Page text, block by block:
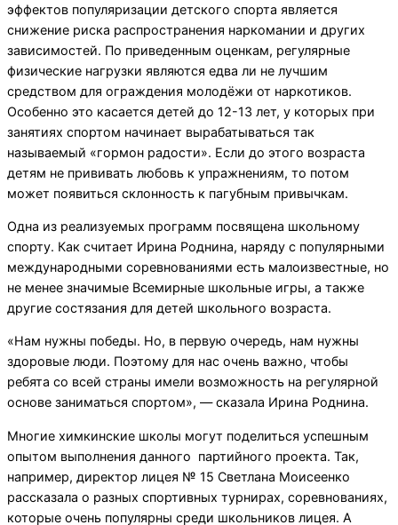
эффектов популяризации детского спорта является
снижение риска распространения наркомании и других
зависимостей. По приведенным оценкам, регулярные
физические нагрузки являются едва ли не лучшим
средством для ограждения молодёжи от наркотиков.
Особенно это касается детей до 12-13 лет, у которых при
занятиях спортом начинает вырабатываться так
называемый «гормон радости». Если до этого возраста
детям не прививать любовь к упражнениям, то потом
может появиться склонность к пагубным привычкам.
Одна из реализуемых программ посвящена школьному
спорту. Как считает Ирина Роднина, наряду с популярными
международными соревнованиями есть малоизвестные, но
не менее значимые Всемирные школьные игры, а также
другие состязания для детей школьного возраста.
«Нам нужны победы. Но, в первую очередь, нам нужны
здоровые люди. Поэтому для нас очень важно, чтобы
ребята со всей страны имели возможность на регулярной
основе заниматься спортом», — сказала Ирина Роднина.
Многие химкинские школы могут поделиться успешным
опытом выполнения данного партийного проекта. Так,
например, директор лицея № 15 Светлана Моисеенко
рассказала о разных спортивных турнирах, соревнованиях,
которые очень популярны среди школьников лицея. А